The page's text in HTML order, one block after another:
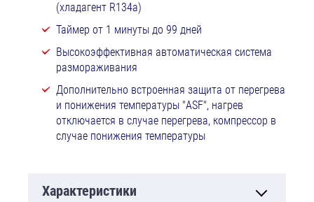
(хладагент R134a)
Таймер от 1 минуты до 99 дней
Высокоэффективная автоматическая система
размораживания
Дополнительно встроенная защита от перегрева
и понижения температуры "ASF", нагрев
отключается в случае перегрева, компрессор в
случае понижения температуры
Характеристики